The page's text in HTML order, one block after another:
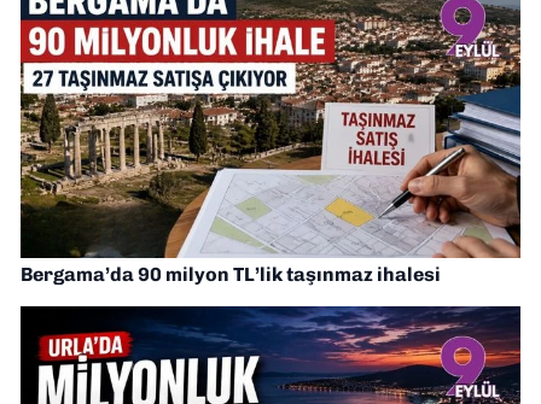
Bergama’da 90 milyon TL’lik taşınmaz ihalesi